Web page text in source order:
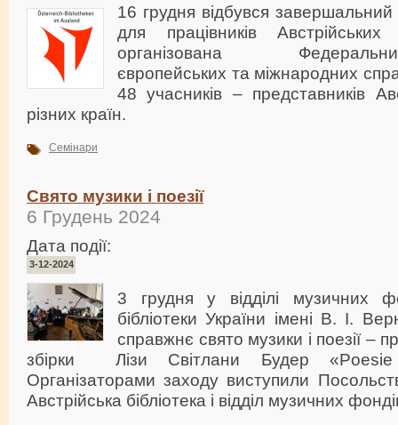
16 грудня відбувся
для працівників Австрійських
організована
європейських та міжнародних
48 учасників – представників
різних країн.
Семінари
Свято музики і поезії
6 Грудень 2024
Дата події:
3-12-2024
3 грудня у відділі музичних
бібліотеки України імені В. І.
справжнє свято музики і поезії –
збірки Лізи Світлани Будер
Організаторами заходу виступили
Австрійська бібліотека і відділ музичних